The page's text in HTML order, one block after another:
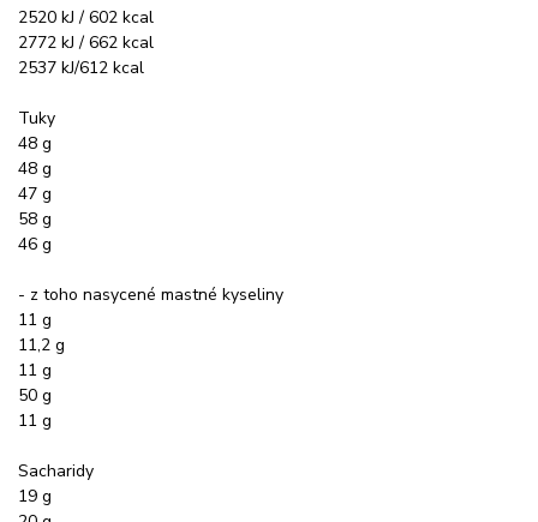
2520 kJ / 602 kcal
2772 kJ / 662 kcal
2537 kJ/612 kcal
Tuky
48 g
48 g
47 g
58 g
46 g
- z toho nasycené mastné kyseliny
11 g
11,2 g
11 g
50 g
11 g
Sacharidy
19 g